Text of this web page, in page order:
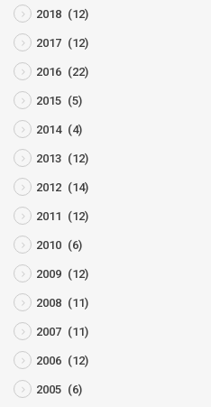
2018 (12)
2017 (12)
2016 (22)
2015 (5)
2014 (4)
2013 (12)
2012 (14)
2011 (12)
2010 (6)
2009 (12)
2008 (11)
2007 (11)
2006 (12)
2005 (6)